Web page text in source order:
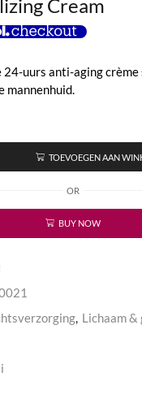
Cream
24-uurs anti-aging crème
mannenhuid.
TOEVOEGEN AAN
OR
BUY NOW
, Lichaam &